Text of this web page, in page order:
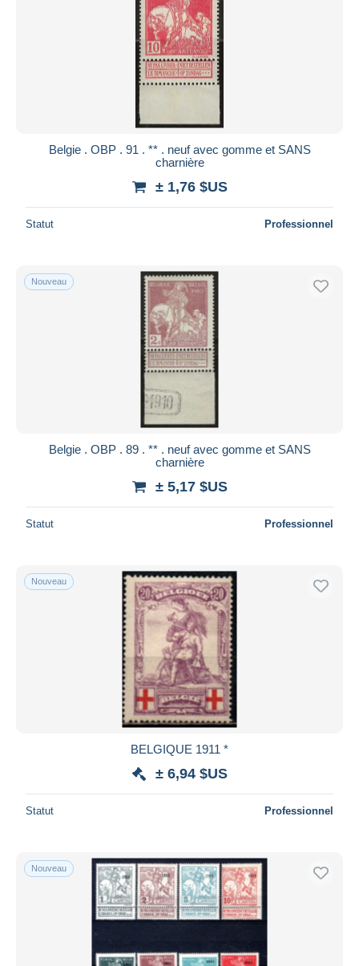
Belgie . OBP . 91 . ** . neuf avec gomme et SANS
charnière
± 1,76 $US
Statut Professionnel
Nouveau
Belgie . OBP . 89 . ** . neuf avec gomme et SANS
charnière
± 5,17 $US
Statut Professionnel
Nouveau
BELGIQUE 1911 *
± 6,94 $US
Statut Professionnel
Nouveau